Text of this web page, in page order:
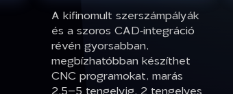
A kifinomult szerszámpályák
és a szoros CAD‑integráció
révén gyorsabban,
megbízhatóbban készíthet
CNC programokat, marás